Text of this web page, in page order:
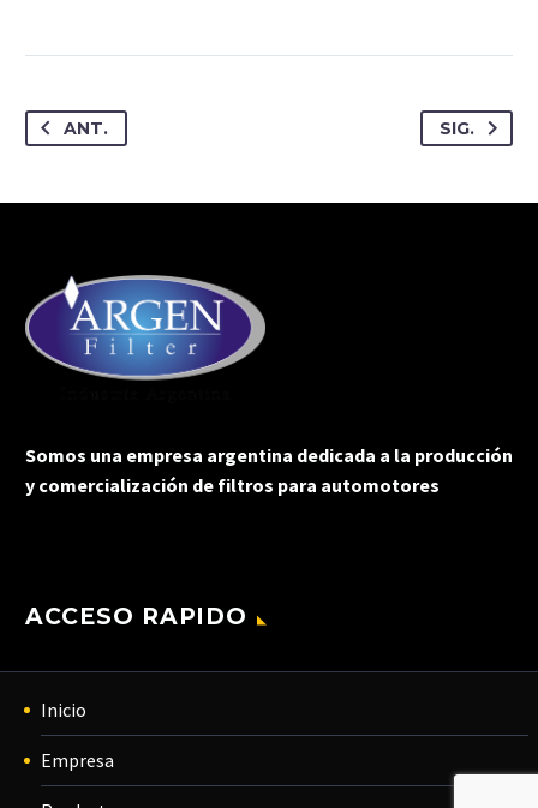
ANT. SIG.
Somos una empresa argentina dedicada a la producción
y comercialización de filtros para automotores
ACCESO RAPIDO
Inicio
Empresa